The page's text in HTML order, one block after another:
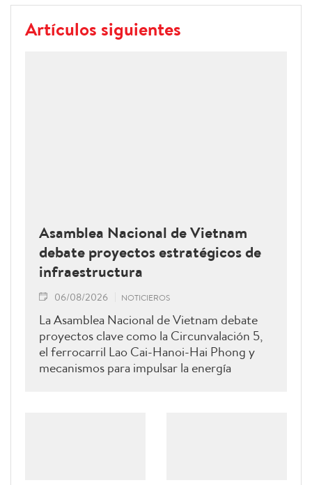
Artículos siguientes
Asamblea Nacional de Vietnam
debate proyectos estratégicos de
infraestructura
06/08/2026 NOTICIEROS
La Asamblea Nacional de Vietnam debate
proyectos clave como la Circunvalación 5,
el ferrocarril Lao Cai-Hanoi-Hai Phong y
mecanismos para impulsar la energía